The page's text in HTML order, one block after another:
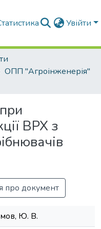
Увійти
ОПП "Агроінженерія"
ВРХ з
про документ
Ю. В.